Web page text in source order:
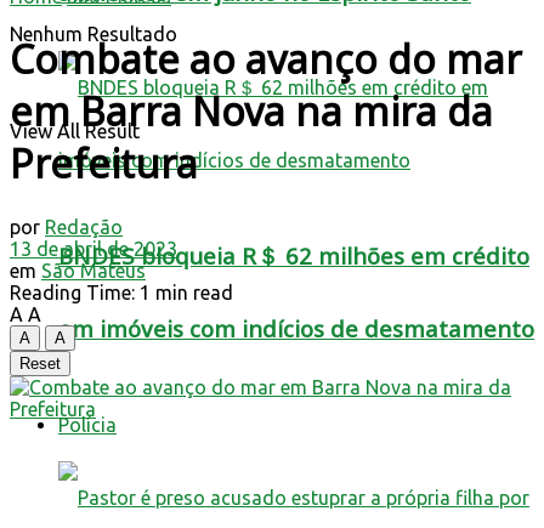
BNDES bloqueia R＄ 62 milhões em crédito
em imóveis com indícios de desmatamento
Polícia
Nenhum Resultado
View All Result
Combate ao avanço do mar
em Barra Nova na mira da
Prefeitura
por Redação
13 de abril de 2023
em São Mateus
Reading Time: 1 min read
A A
A
A
Reset